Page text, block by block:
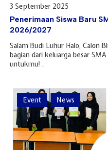
3 September 2025
Penerimaan Siswa Baru
2026/2027
Salam Budi Luhur Halo, Calon
bagian dari keluarga besar
untukmu!..
Event News